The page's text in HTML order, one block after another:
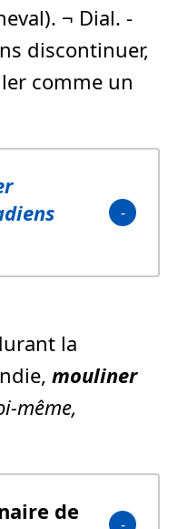
¬ Dial. -
discontinuer,
comme un
la
mouliner
même,
de